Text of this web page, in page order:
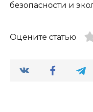
безопасности и
Оцените статью